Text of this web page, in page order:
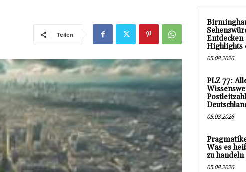
Teilen
Entdecken
Highlights
05.08.2026
PLZ 77:
05.08.2026
Was es
zu handeln
05.08.2026